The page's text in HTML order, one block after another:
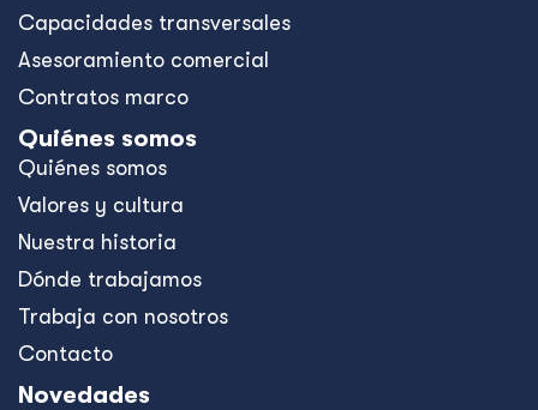
Capacidades transversales
Asesoramiento comercial
Contratos marco
Quiénes somos
Quiénes somos
Valores y cultura
Nuestra historia
Dónde trabajamos
Trabaja con nosotros
Contacto
Novedades